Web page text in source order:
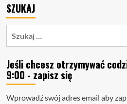
SZUKAJ
Jeśli chcesz otrzymywać
9:00 - zapisz się
Wprowadź swój adres email aby